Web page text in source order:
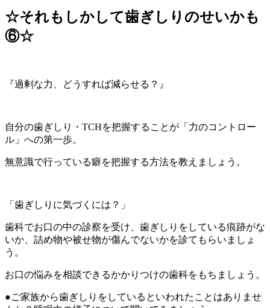
☆それもしかして歯ぎしりのせいかも
⑥☆
『過剰な力、どうすれば減らせる？』
自分の歯ぎしり・TCHを把握することが「力のコントロー
ル」への第一歩。
無意識で行っている癖を把握する方法を教えましょう。
「歯ぎしりに気づくには？」
歯科でお口の中の診察を受け、歯ぎしりをしている痕跡がな
いか、詰め物や被せ物が傷んでないかを診てもらいましょ
う。
お口の悩みを相談できるかかりつけの歯科をもちましょう。
●ご家族から歯ぎしりをしているといわれたことはありませ